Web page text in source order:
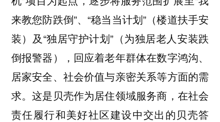
来教您防跌倒”、“稳当当计划”（楼道扶手安
装）及“独居守护计划”（为独居老人安装跌
倒报警器），回应着老年群体在数字鸿沟、
居家安全、社会价值与亲密关系等方面的需
求。这是贝壳作为居住领域服务商，在社会
责任履行和美好社区建设中交出的贝壳答